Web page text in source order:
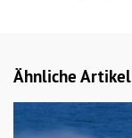
Ähnliche Artikel